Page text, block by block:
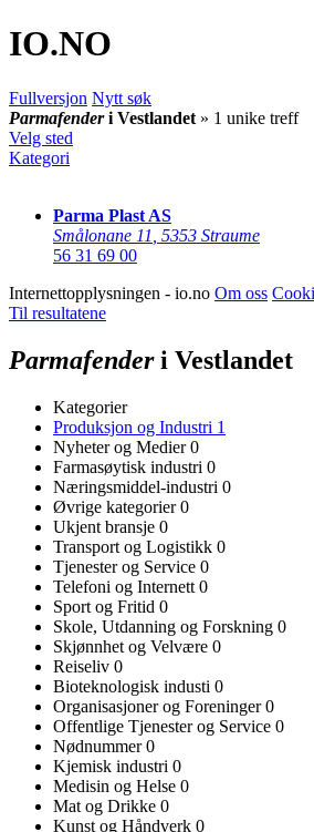
IO.NO
Fullversjon Nytt søk
Parmafenderi Vestlandet » 1 unike treff
Velg sted
Kategori
Parma Plast AS
Smålonane 11 5353 Straume
56 31 69 00
Internettopplysningen - io.no Om oss
Til resultatene
Parmafenderi Vestlandet
Kategorier
Produksjon og Industri 1
Nyheter og Medier0
Farmasøytisk industri 0
Næringsmiddel-industri 0
Øvrige kategorier0
Ukjent bransje 0
Transport og Logistikk 0
Tjenester og Service 0
Telefoni og Internett 0
Sport og Fritid 0
Skole, Utdanning og Forskning 0
Skjønnhet og Velvære 0
Reiseliv 0
Bioteknologisk industi 0
Organisasjoner og Foreninger0
Offentlige Tjenester og Service 0
Nødnummer0
Kjemisk industri 0
Medisin og Helse 0
Mat og Drikke 0
Kunst og Håndverk 0